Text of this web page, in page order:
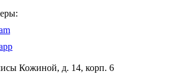
Кожиной, д. 14, корп. 6